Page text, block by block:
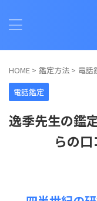
HOME > 鑑定方法 > 電話
電話鑑定
逸季先生の鑑
らの